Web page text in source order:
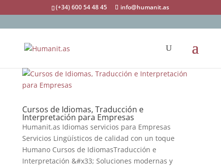
(+34) 600 54 48 45 info@humanit.as
Cursos de Idiomas, Traducción e
Interpretación para Empresas
Humanit.as Idiomas servicios para Empresas
Servicios Lingüísticos de calidad con un toque
Humano Cursos de IdiomasTraducción e
Interpretación &#x33; Soluciones modernas y